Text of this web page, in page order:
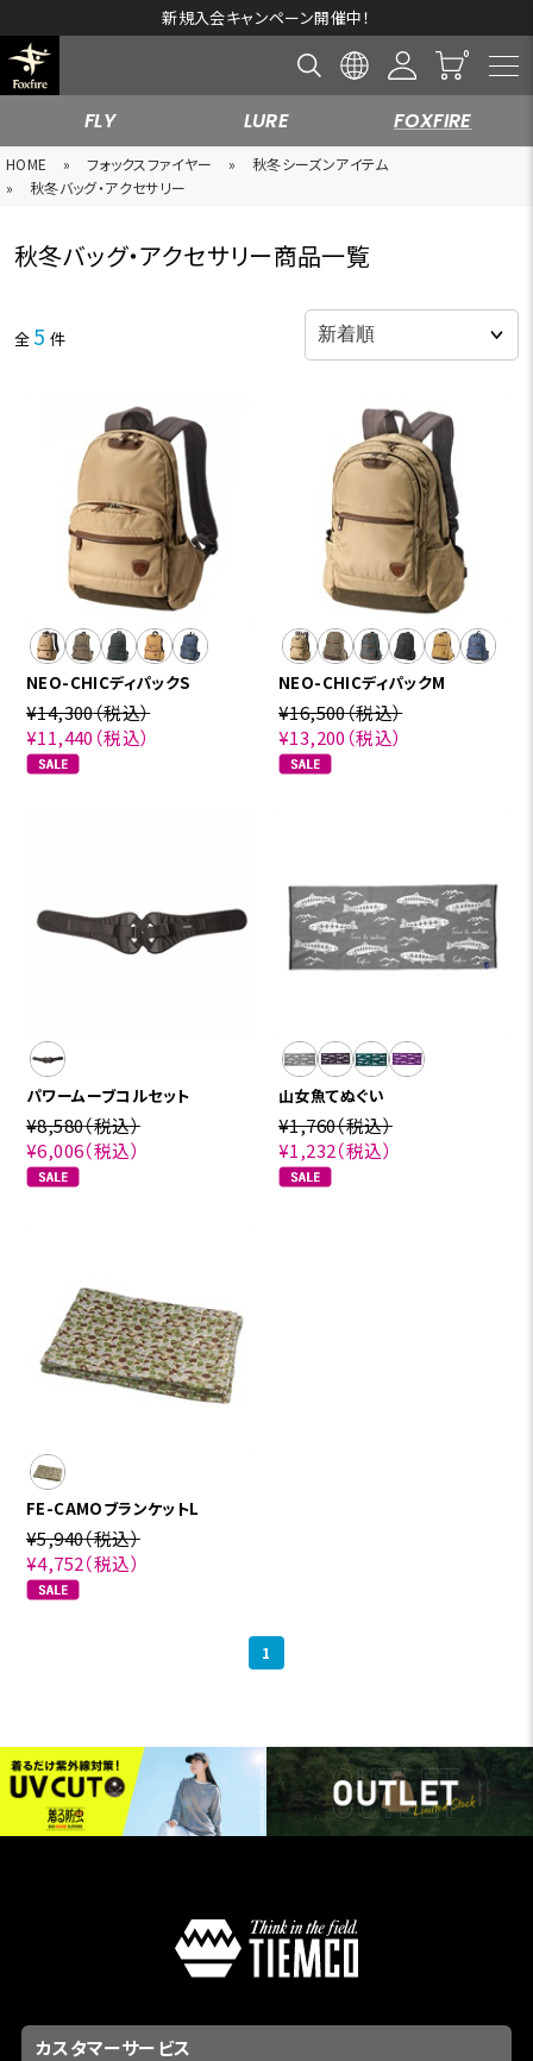
新規入会キャンペーン開催中！
FLY LURE FOXFIRE
HOME » フォックスファイヤー »
秋冬シーズンアイテム
»
秋冬バッグ・アクセサリー
秋冬バッグ・アクセサリー商品一覧
全 5 件
NEO-CHICディパックS
¥14,300（税込）
¥11,440 （税込）
NEO-CHICディパックM
¥16,500（税込）
¥13,200 （税込）
パワームーブコルセット
¥8,580（税込）
¥6,006（税込）
山女魚てぬぐい
¥1,760（税込）
¥1,232（税込）
FE-CAMOブランケットL
¥5,940（税込）
¥4,752（税込）
1
カスタマーサービス